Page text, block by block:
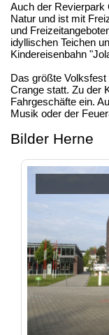
Auch der Revierpark
Natur und ist mit
und
idyllischen Teichen
Kindereisenbahn
Das größte
Crange statt. Zu der
Fahrgeschäfte ein.
Musik oder der
Bilder Herne